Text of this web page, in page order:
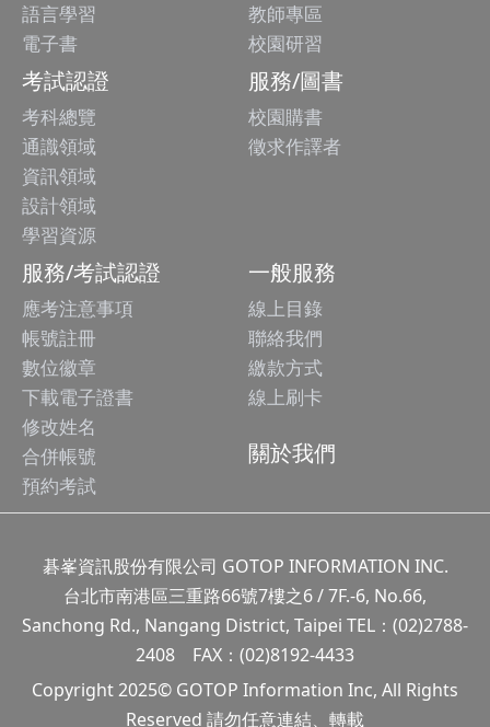
語言學習
電子書
教師專區
校園研習
考試認證
考科總覽
通識領域
資訊領域
設計領域
學習資源
服務/圖書
校園購書
徵求作譯者
服務/考試認證
應考注意事項
帳號註冊
數位徽章
下載電子證書
修改姓名
合併帳號
預約考試
一般服務
線上目錄
聯絡我們
繳款方式
線上刷卡
關於我們
碁峯資訊股份有限公司 GOTOP INFORMATION INC.
台北市南港區三重路66號7樓之6 / 7F.-6, No.66,
Sanchong Rd., Nangang District, Taipei TEL：(02)2788-
2408 FAX：(02)8192-4433
Copyright 2025© GOTOP Information Inc, All Rights
Reserved 請勿任意連結、轉載